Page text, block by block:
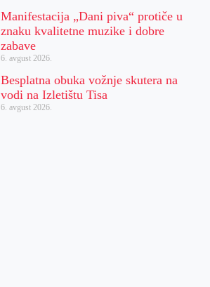
Manifestacija „Dani piva“ protiče u
znaku kvalitetne muzike i dobre
zabave
6. avgust 2026.
Besplatna obuka vožnje skutera na
vodi na Izletištu Tisa
6. avgust 2026.